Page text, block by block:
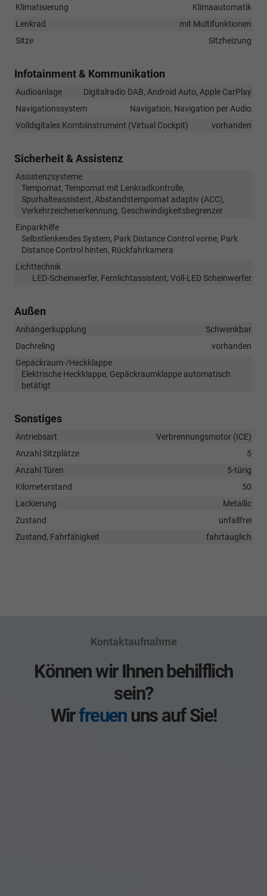
Klimatisierung
Klimaautomatik
Lenkrad
mit Multifunktionen
Sitze
Sitzheizung
Infotainment & Kommunikation
Audioanlage
Digitalradio DAB, Android Auto, Apple CarPlay
Navigationssystem
Navigation, Navigation per Audio
Volldigitales Kombiinstrument (Virtual Cockpit)
vorhanden
Sicherheit & Assistenz
Assistenzsysteme
Tempomat, Tempomat mit Lenkradkontrolle,
Spurhalteassistent, Abstandstempomat adaptiv (ACC),
Verkehrzeichenerkennung, Geschwindigkeitsbegrenzer
Einparkhilfe
Selbstlenkendes System, Park Distance Control vorne, Park
Distance Control hinten, Rückfahrkamera
Lichttechnik
LED-Scheinwerfer, Fernlichtassistent, Voll-LED Scheinwerfer
Außen
Anhängerkupplung
Schwenkbar
Dachreling
vorhanden
Gepäckraum-/Heckklappe
Elektrische Heckklappe, Gepäckraumklappe automatisch
betätigt
Sonstiges
Antriebsart
Verbrennungsmotor (ICE)
Anzahl Sitzplätze
5
Anzahl Türen
5-türig
Kilometerstand
50
Lackierung
Metallic
Zustand
unfallfrei
Zustand, Fahrfähigkeit
fahrtauglich
Kontaktaufnahme
Können wir Ihnen behilflich
sein?
Wirfreuenuns auf Sie!